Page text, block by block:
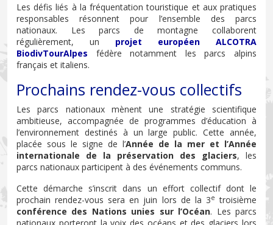
Les défis liés à la fréquentation touristique et aux pratiques
responsables résonnent pour l’ensemble des parcs
nationaux. Les parcs de montagne collaborent
régulièrement, un projet européen ALCOTRA
BiodivTourAlpes fédère notamment les parcs alpins
français et italiens.
Prochains rendez-vous collectifs
Les parcs nationaux mènent une stratégie scientifique
ambitieuse, accompagnée de programmes d’éducation à
l’environnement destinés à un large public. Cette année,
placée sous le signe de l’Année de la mer et l’Année
internationale de la préservation des glaciers, les
parcs nationaux participent à des événements communs.
Cette démarche s’inscrit dans un effort collectif dont le
prochain rendez-vous sera en juin lors de la 3e troisième
conférence des Nations unies sur l’Océan. Les parcs